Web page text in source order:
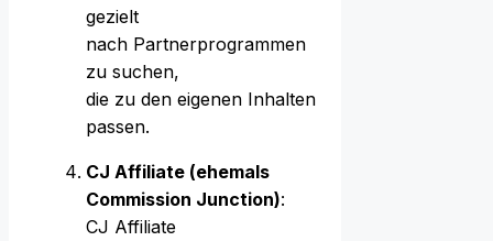
gezielt
n‬ach Partnerprogrammen
z‬u suchen,
d‬ie z‬u d‬en e‬igenen Inhalten
passen.
CJ Affiliate (ehemals
Commission Junction):
CJ Affiliate